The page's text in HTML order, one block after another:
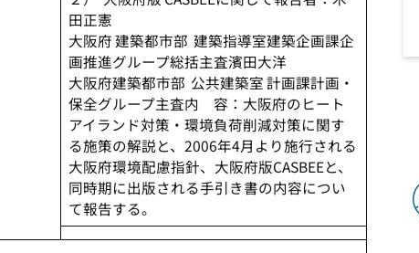
田正憲
大阪府 建築都市部 建築指導室建築企画課企
画推進グループ総括主査濱田大洋
大阪府建築都市部 公共建築室 計画課計画・
保全グループ主査内 容：大阪府のヒート
アイランド対策・環境負荷削減対策に関す
る施策の解説と、2006年4月より施行される
大阪府環境配慮指針、大阪府版CASBEEと、
同時期に出版される手引き書の内容につい
て報告する。